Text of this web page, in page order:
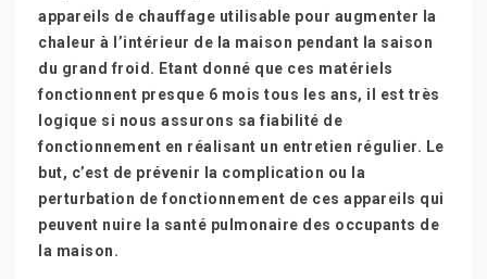
appareils de chauffage utilisable pour augmenter la
chaleur à l’intérieur de la maison pendant la saison
du grand froid. Etant donné que ces matériels
fonctionnent presque 6 mois tous les ans, il est très
logique si nous assurons sa fiabilité de
fonctionnement en réalisant un entretien régulier. Le
but, c’est de prévenir la complication ou la
perturbation de fonctionnement de ces appareils qui
peuvent nuire la santé pulmonaire des occupants de
la maison.